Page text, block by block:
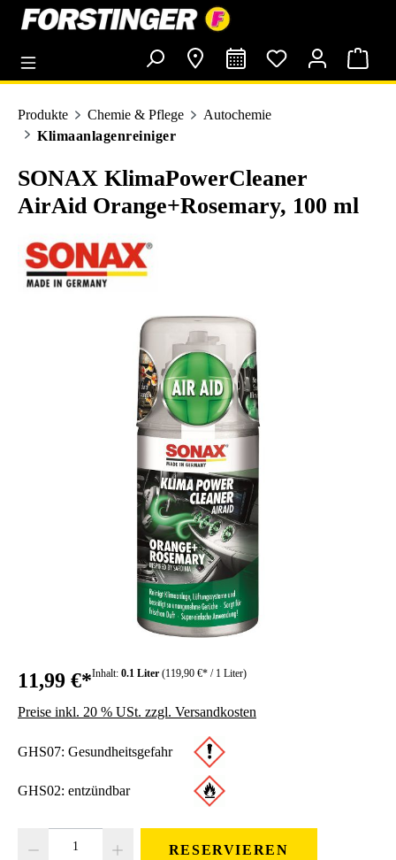
springen
Produkte Chemie & Pflege
Autochemie
Klimaanlagenreiniger
SONAX KlimaPowerCleaner
AirAid Orange+Rosemary, 100 ml
Bildergalerie überspringen
11,99 €*Inhalt: 0.1 Liter (119,90 €* / 1 Liter)
Preise inkl. 20 % USt. zzgl. Versandkosten
GHS07: Gesundheitsgefahr
GHS02: entzündbar
RESERVIEREN